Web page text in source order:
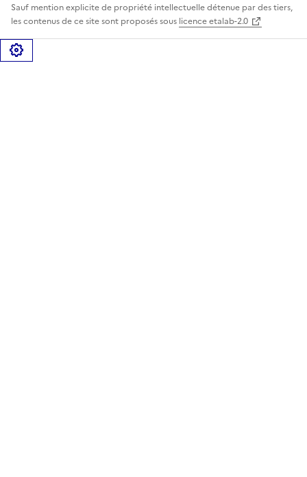
Sauf mention explicite de propriété intellectuelle détenue par des tiers,
les contenus de ce site sont proposés sous licence etalab-2.0
Gérer les cookies